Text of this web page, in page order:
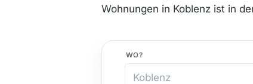
Wohnungen in Koblenz ist in
WO?